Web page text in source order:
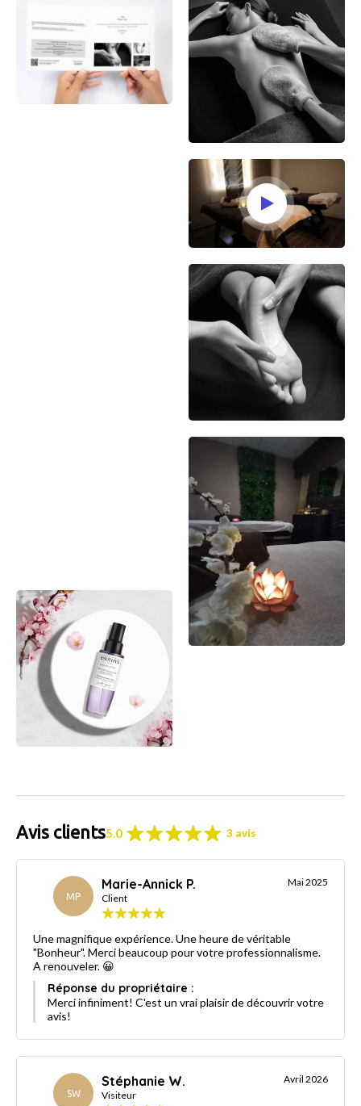
Avis clients5.0 3 avis
MP
Marie-Annick P.
Client
Mai 2025
Une magnifique expérience. Une heure de véritable
"Bonheur". Merci beaucoup pour votre professionnalisme.
A renouveler. 😀
Réponse du propriétaire :
Merci infiniment! C'est un vrai plaisir de découvrir votre
avis!
SW
Stéphanie W.
Visiteur
Avril 2026